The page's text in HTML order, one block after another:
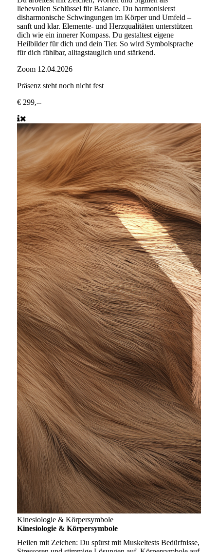
liebevollen Schlüssel für Balance. Du harmonisierst
disharmonische Schwingungen im Körper und Umfeld –
sanft und klar. Elemente- und Herzqualitäten unterstützen
dich wie ein innerer Kompass. Du gestaltest eigene
Heilbilder für dich und dein Tier. So wird Symbolsprache
für dich fühlbar, alltagstauglich und stärkend.
Zoom 12.04.2026
Präsenz steht noch nicht fest
€ 299,--
Kinesiologie & Körpersymbole
Kinesiologie & Körpersymbole
Heilen mit Zeichen: Du spürst mit Muskeltests Bedürfnisse,